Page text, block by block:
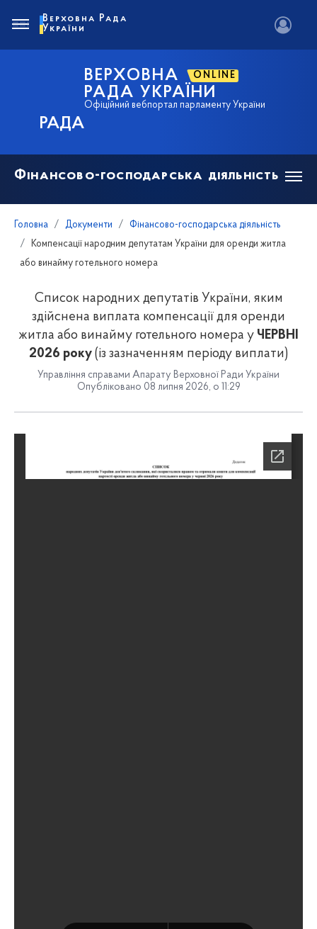
РАДА
ВЕРХОВНА ONLINE
РАДА УКРАЇНИ
Офіційний вебпортал парламенту України
Верховна Рада
України
Фінансово-господарська діяльність
Головна Документи
Фінансово-господарська діяльність
Компенсації народним депутатам України для оренди житла
або винайму готельного номера
Список народних депутатів України, яким
здійснена виплата компенсації для оренди
житла або винайму готельного номера у ЧЕРВНІ
2026 року (із зазначенням періоду виплати)
Управління справами Апарату Верховної Ради України
Опубліковано 08 липня 2026, о 11:29